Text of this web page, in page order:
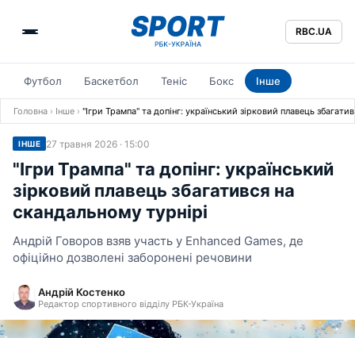
RBC.UA
Футбол Баскетбол Теніс Бокс Інше
Головна › Інше › "Ігри Трампа" та допінг: український зірковий плавець
ІНШЕ 27 травня 2026 · 15:00
"Ігри Трампа" та допінг: український
зірковий плавець збагатився на
скандальному турнірі
Андрій Говоров взяв участь у Enhanced Games, де
офіційно дозволені заборонені речовини
Андрій Костенко
Редактор спортивного відділу РБК-Україна